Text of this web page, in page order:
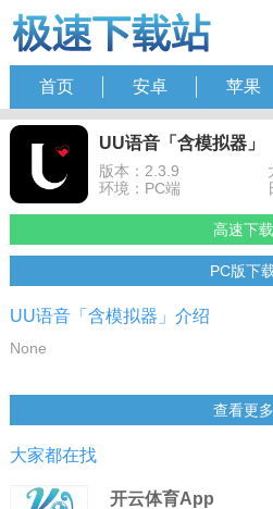
首页 安卓 苹果
UU语音「含模拟器」
版本：2.3.9
环境：PC端
高速下载
PC版下
UU语音「含模拟器」介绍
None
查看更多
大家都在找
开云体育App